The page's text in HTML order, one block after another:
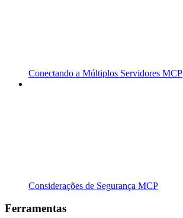
Conectando a Múltiplos Servidores MCP
Considerações de Segurança MCP
Ferramentas